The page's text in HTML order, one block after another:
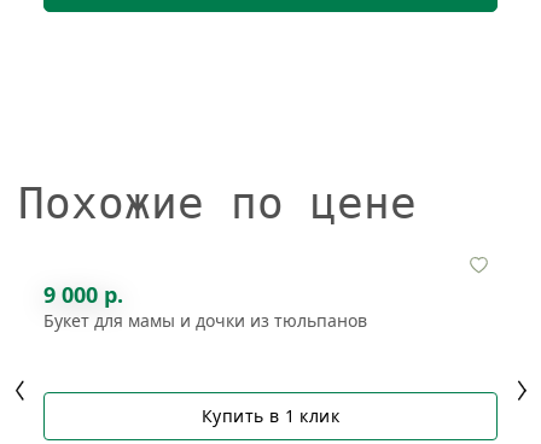
Похожие по цене
9 000 р.
Букет для мамы и дочки из тюльпанов
Купить в 1 клик